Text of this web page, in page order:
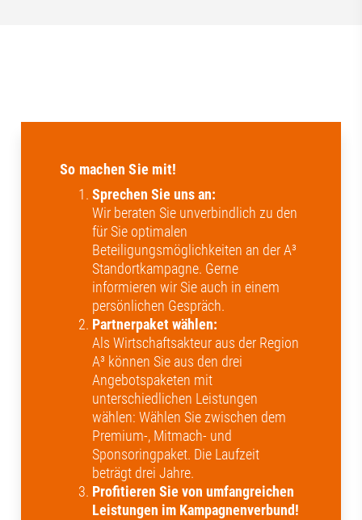
So machen Sie mit!
Sprechen Sie uns an:
Wir beraten Sie unverbindlich zu den
für Sie optimalen
Beteiligungsmöglichkeiten an der A³
Standortkampagne. Gerne
informieren wir Sie auch in einem
persönlichen Gespräch.
Partnerpaket wählen:
Als Wirtschaftsakteur aus der Region
A³ können Sie aus den drei
Angebotspaketen mit
unterschiedlichen Leistungen
wählen: Wählen Sie zwischen dem
Premium-, Mitmach- und
Sponsoringpaket. Die Laufzeit
beträgt drei Jahre.
Profitieren Sie von umfangreichen
Leistungen im Kampagnenverbund!